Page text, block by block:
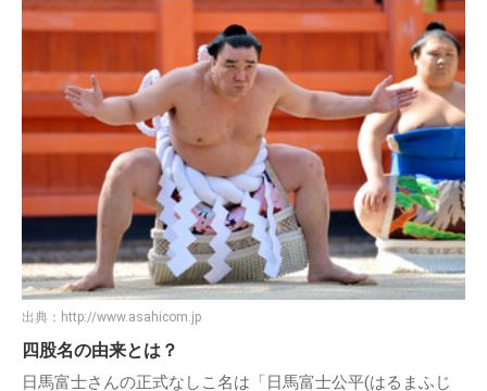
出典： http://www.asahicom.jp
四股名の由来とは？
日馬富士さんの正式なしこ名は「日馬富士公平(はるまふじ